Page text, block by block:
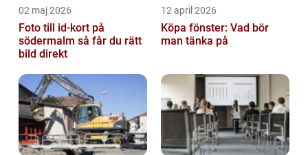
02 maj 2026
Foto till id-kort på
södermalm så får du rätt
bild direkt
12 april 2026
Köpa fönster: Vad bör
man tänka på